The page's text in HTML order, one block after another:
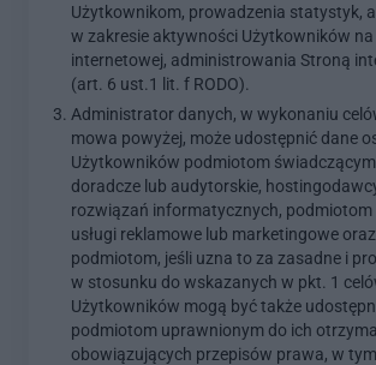
Użytkownikom, prowadzenia statystyk,
w zakresie aktywności Użytkowników
internetowej, administrowania Stroną
(art. 6 ust.1 lit. f RODO).
Administrator danych, w wykonaniu
mowa powyżej, może udostępnić dane
Użytkowników podmiotom świadczącym
doradcze lub audytorskie,
rozwiązań informatycznych,
usługi reklamowe lub marketingowe
podmiotom, jeśli uzna to za zasadne i
w stosunku do wskazanych w pkt. 1
Użytkowników mogą być także
podmiotom uprawnionym do ich
obowiązujących przepisów prawa, w